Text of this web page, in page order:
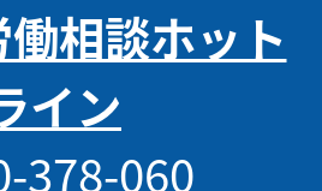
相談ホット
イン
378-060